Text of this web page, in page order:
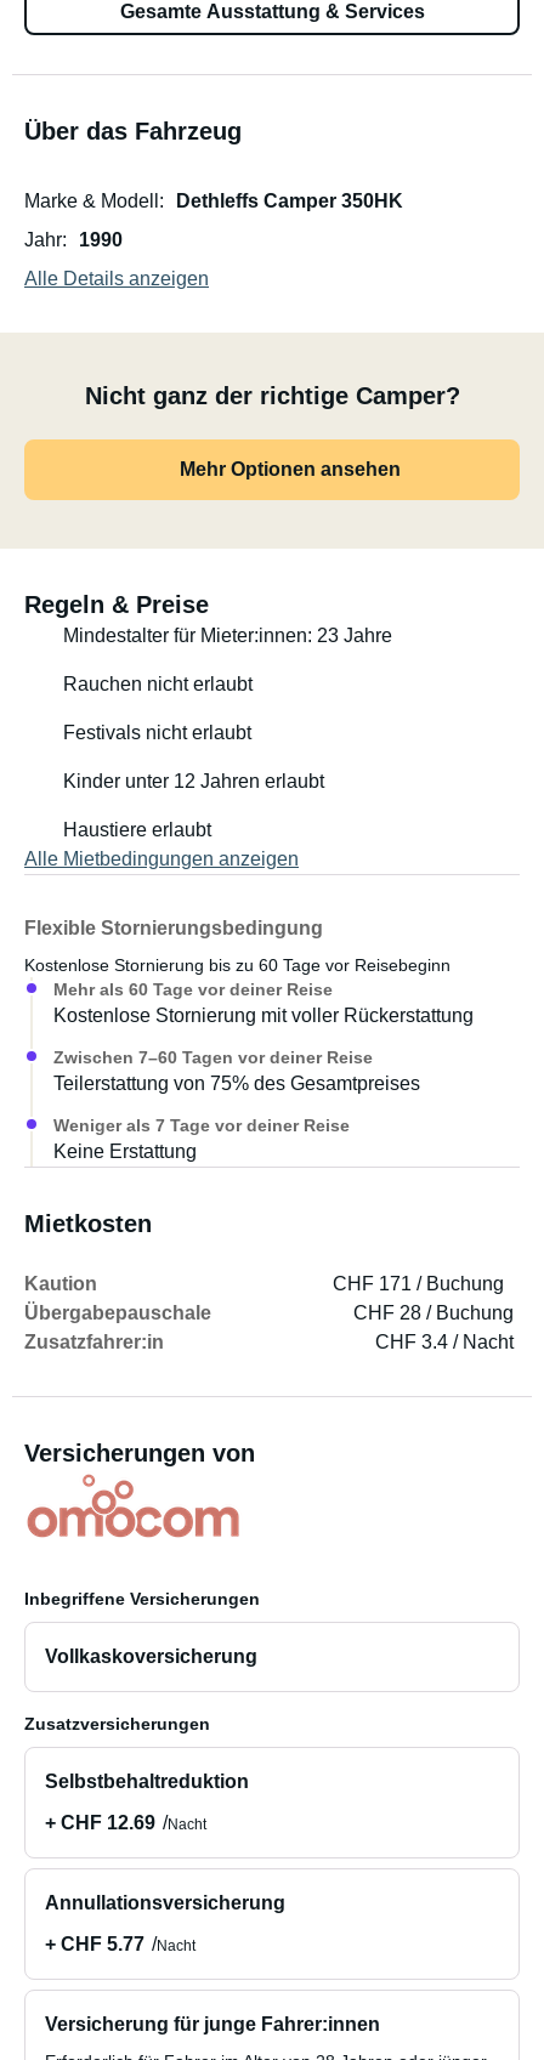
Gesamte Ausstattung & Services
Über das Fahrzeug
Marke & Modell
Dethleffs Camper 350HK
Jahr
1990
Alle Details anzeigen
Nicht ganz der richtige Camper?
Mehr Optionen ansehen
Regeln & Preise
Mindestalter für Mieter:innen: 23 Jahre
Rauchen nicht erlaubt
Festivals nicht erlaubt
Kinder unter 12 Jahren erlaubt
Haustiere erlaubt
Alle Mietbedingungen anzeigen
Flexible Stornierungsbedingung
Kostenlose Stornierung bis zu 60 Tage vor Reisebeginn
Mehr als 60 Tage vor deiner Reise
Kostenlose Stornierung mit voller Rückerstattung
Zwischen 7–60 Tagen vor deiner Reise
Teilerstattung von 75% des Gesamtpreises
Weniger als 7 Tage vor deiner Reise
Keine Erstattung
Mietkosten
Kaution
CHF 171 / Buchung
Übergabepauschale
CHF 28 / Buchung
Zusatzfahrer:in
CHF 3.4 / Nacht
Versicherungen von
Inbegriffene Versicherungen
Vollkaskoversicherung
Zusatzversicherungen
Selbstbehaltreduktion
+ CHF 12.69
Nacht
Annullationsversicherung
+ CHF 5.77
Nacht
Versicherung für junge Fahrer:innen